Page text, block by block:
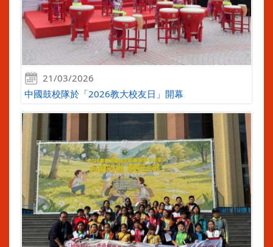
21/03/2026
中國鼓校隊於「2026教大校友日」開幕